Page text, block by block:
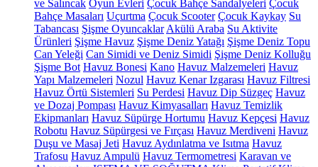
ve Salıncak Oyun Evleri Çocuk Bahçe Sandalyeleri Çocuk
Bahçe Masaları Uçurtma Çocuk Scooter Çocuk Kaykay Su
Tabancası Şişme Oyuncaklar Akülü Araba Su Aktivite
Ürünleri Şişme Havuz Şişme Deniz Yatağı Şişme Deniz Topu
Can Yeleği Can Simidi ve Deniz Simidi Şişme Deniz Kolluğu
Şişme Bot Havuz Bonesi Kano Havuz Malzemeleri Havuz
Yapı Malzemeleri Nozul Havuz Kenar Izgarası Havuz Filtresi
Havuz Örtü Sistemleri Su Perdesi Havuz Dip Süzgeç Havuz
ve Dozaj Pompası Havuz Kimyasalları Havuz Temizlik
Ekipmanları Havuz Süpürge Hortumu Havuz Kepçesi Havuz
Robotu Havuz Süpürgesi ve Fırçası Havuz Merdiveni Havuz
Duşu ve Masaj Jeti Havuz Aydınlatma ve Isıtma Havuz
Trafosu Havuz Ampulü Havuz Termometresi Karavan ve